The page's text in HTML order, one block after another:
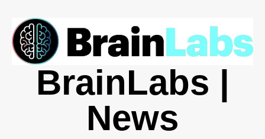
contenido
BrainLabs |
News